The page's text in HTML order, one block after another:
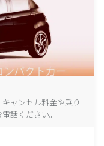
ャンセル料金や乗り
話ください。